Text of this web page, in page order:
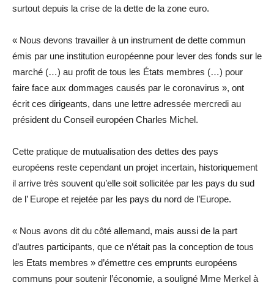
surtout depuis la crise de la dette de la zone euro.
« Nous devons travailler à un instrument de dette commun
émis par une institution européenne pour lever des fonds sur le
marché (…) au profit de tous les États membres (…) pour
faire face aux dommages causés par le coronavirus », ont
écrit ces dirigeants, dans une lettre adressée mercredi au
président du Conseil européen Charles Michel.
Cette pratique de mutualisation des dettes des pays
européens reste cependant un projet incertain, historiquement
il arrive très souvent qu’elle soit sollicitée par les pays du sud
de l’ Europe et rejetée par les pays du nord de l’Europe.
« Nous avons dit du côté allemand, mais aussi de la part
d’autres participants, que ce n’était pas la conception de tous
les Etats membres » d’émettre ces emprunts européens
communs pour soutenir l’économie, a souligné Mme Merkel à